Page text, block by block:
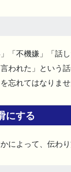
「不機嫌」「話
われた」という
忘れてはなりませ
にする
によって、伝わ